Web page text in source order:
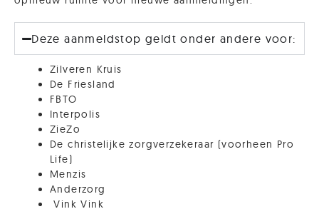
Wat is de basis van een goede relatie
Deze aanmeldstop geldt onder andere voor:
Zilveren Kruis
De Friesland
FBTO
Interpolis
ZieZo
De christelijke zorgverzekeraar (voorheen Pro
Life)
Menzis
Anderzorg
Vink Vink